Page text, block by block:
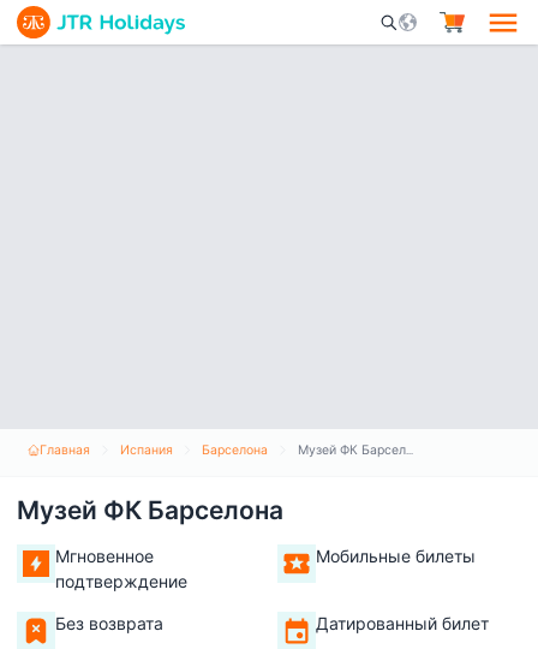
Mobile Search
Главная Испания Барселона Музей ФК Барселона
Музей ФК Барселона
Мгновенное
подтверждение
Мобильные билеты
Без возврата Датированный билет